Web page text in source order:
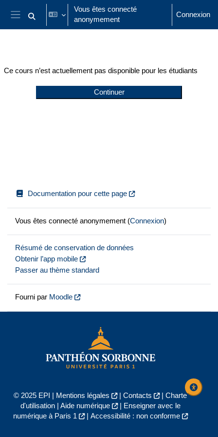
Passer au contenu principal
Panneau latéral
Activer/désactiver la saisie de recherche
Vous êtes connecté
anonymement
Connexion
Ce cours n’est actuellement pas disponible pour les étudiants
Continuer
Documentation pour cette page
Vous êtes connecté anonymement (Connexion)
Résumé de conservation de données
Obtenir l’app mobile
Passer au thème standard
Fourni par Moodle
© 2025 EPI | Mentions légales | Contacts | Charte
d'utilisation| Aide numérique |
Enseigner avec le
numérique à Paris 1
| Accessibilité : non conforme